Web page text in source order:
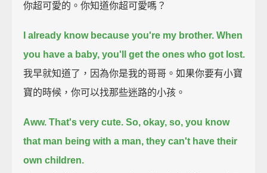
你超可愛的。你知道你超可愛嗎？
I already know because you're my brother. When
you have a baby, you'll get the ones who got lost.
我早就知道了，因為你是我的哥哥。如果你要有小寶
寶的時候，你可以找那些迷路的小孩。
Aww. That's very cute. So, okay, so, you know
that man being with a man, they can't have their
own children.